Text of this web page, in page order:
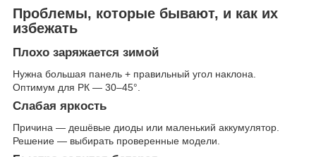
Проблемы, которые бывают, и как их
избежать
Плохо заряжается зимой
Нужна большая панель + правильный угол наклона.
Оптимум для РК — 30–45°.
Слабая яркость
Причина — дешёвые диоды или маленький аккумулятор.
Решение — выбирать проверенные модели.